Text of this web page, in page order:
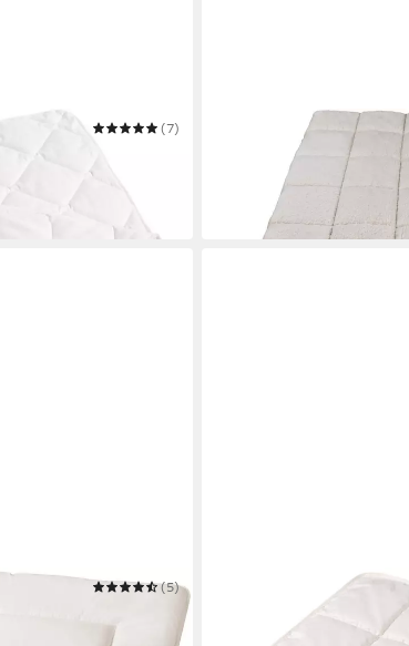
(7)
FRANKNATUR
Topper Auflage Lammflor
Mehrere Größen
ab 115,00 €
in 2-3 Werktagen bei dir
(5)
Naturfaserbettdecke
Mehrere Größen